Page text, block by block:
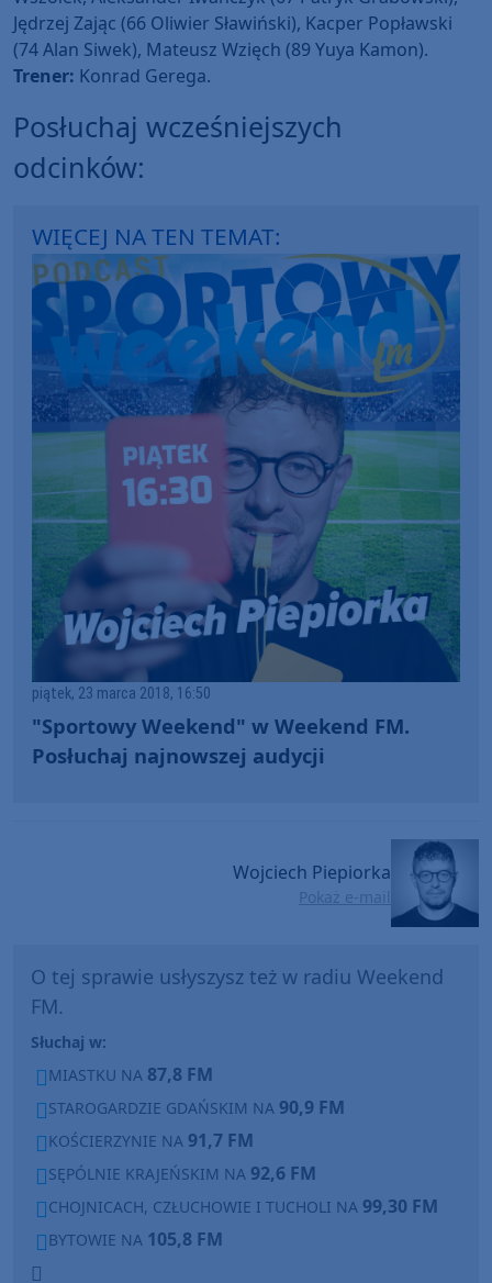
Jędrzej Zając (66 Oliwier Sławiński), Kacper Popławski
(74 Alan Siwek), Mateusz Wzięch (89 Yuya Kamon).
Trener: Konrad Gerega.
Posłuchaj wcześniejszych
odcinków:
WIĘCEJ NA TEN TEMAT:
piątek, 23 marca 2018, 16:50
"Sportowy Weekend" w Weekend FM.
Posłuchaj najnowszej audycji
Wojciech Piepiorka
Pokaż e-mail
O tej sprawie usłyszysz też w radiu Weekend
FM.
Słuchaj w:
MIASTKU NA 87,8 FM
STAROGARDZIE GDAŃSKIM NA 90,9 FM
KOŚCIERZYNIE NA 91,7 FM
SĘPÓLNIE KRAJEŃSKIM NA 92,6 FM
CHOJNICACH, CZŁUCHOWIE I TUCHOLI NA 99,30 FM
BYTOWIE NA 105,8 FM